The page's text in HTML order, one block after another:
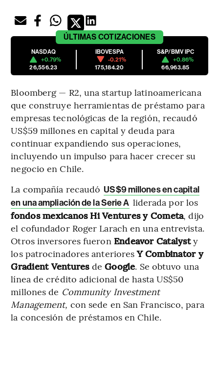
ÚLTIMAS COTIZACIONES
NASDAQ
+0.79%
26,556.23
IBOVESPA
-0.21%
175,184.20
S&P/BMV IPC
+0.86%
66,963.85
Bloomberg — R2, una startup latinoamericana
que construye herramientas de préstamo para
empresas tecnológicas de la región, recaudó
US$59 millones en capital y deuda para
continuar expandiendo sus operaciones,
incluyendo un impulso para hacer crecer su
negocio en Chile.
La compañía recaudó US$9 millones en capital
en una ampliación de la Serie A liderada por los
fondos mexicanos Hi Ventures y Cometa, dijo
el cofundador Roger Larach en una entrevista.
Otros inversores fueron Endeavor Catalysty
los patrocinadores anterioresY Combinator y
Gradient Ventures deGoogle. Se obtuvo una
línea de crédito adicional de hasta US$50
millones de Community Investment
Management, con sede en San Francisco, para
la concesión de préstamos en Chile.